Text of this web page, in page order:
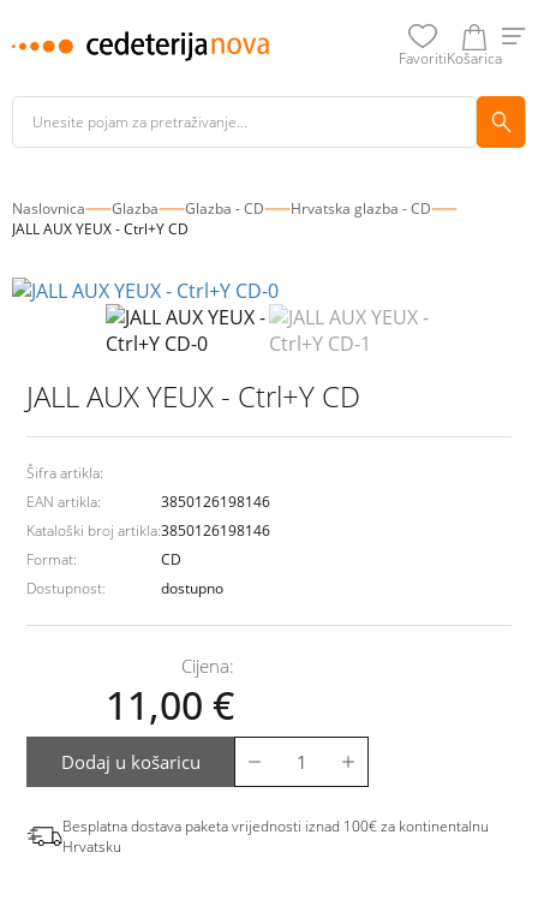
FavoritiKošarica
Naslovnica Glazba Glazba - CD
Hrvatska glazba - CD
JALL AUX YEUX - Ctrl+Y CD
JALL AUX YEUX - Ctrl+Y CD
Šifra artikla:
EAN artikla:
Kataloški broj artikla:
Format:
Dostupnost:
3850126198146
3850126198146
CD
dostupno
Cijena:
11,00 €
Dodaj u košaricu
Besplatna dostava paketa vrijednosti iznad 100€ za kontinentalnu
Hrvatsku